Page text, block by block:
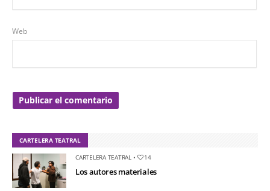
Web
CARTELERA TEATRAL
CARTELERA TEATRAL• 14
Los autores materiales